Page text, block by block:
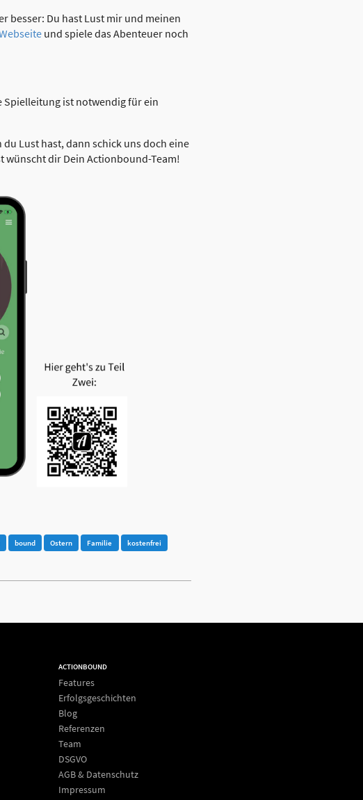
besser: Du hast Lust mir und meinen
und spiele das Abenteuer noch
Spielleitung ist notwendig für ein
Lust hast, dann schick uns doch eine
wünscht dir Dein Actionbound-Team!
bound Ostern Familie
kostenfrei
ACTIONBOUND
Features
Erfolgsgeschichten
Blog
Referenzen
Team
DSGVO
AGB & Datenschutz
Impressum